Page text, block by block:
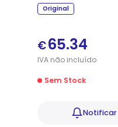
Original
€65.34
IVAnãoincluído
Sem Stock
Notificar